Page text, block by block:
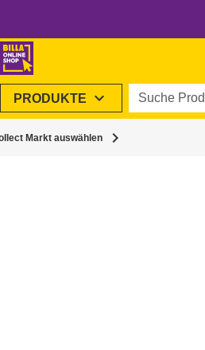
PRODUKTE expand_more Suche
Markt auswählen chevron_right